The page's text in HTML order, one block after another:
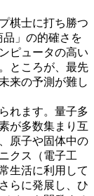
棋士に打ち勝つ
品」の的確さを
ピュータの高い
ところが、最先
来の予測が難し
れます。量子多
が多数集まり互
原子や固体中の
クス（電子工
生活に利用して
らに発展し、ひ